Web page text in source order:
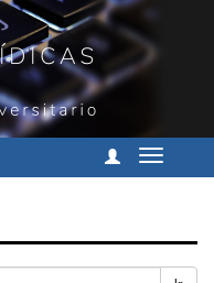
Cambiar